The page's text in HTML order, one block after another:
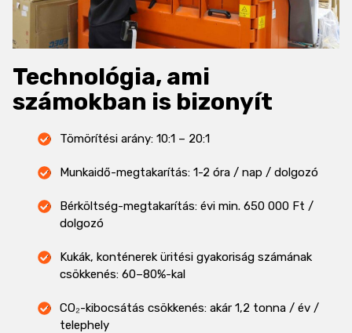
Technológia, ami
számokban is bizonyít
Tömörítési arány: 10:1 – 20:1
Munkaidő-megtakarítás: 1-2 óra / nap / dolgozó
Bérköltség-megtakarítás: évi min. 650 000 Ft /
dolgozó
Kukák, konténerek üritési gyakoriság számának
csökkenés: 60–80%-kal
CO₂-kibocsátás csökkenés: akár 1,2 tonna / év /
telephely